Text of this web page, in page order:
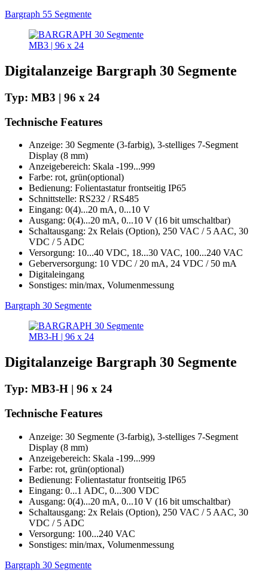
Bargraph 55 Segmente
MB3 | 96 x 24
Digitalanzeige Bargraph 30 Segmente
Typ: MB3 | 96 x 24
Technische Features
Anzeige: 30 Segmente (3-farbig), 3-stelliges 7-Segment
Display (8 mm)
Anzeigebereich: Skala -199...999
Farbe: rot, grün(optional)
Bedienung: Folientastatur frontseitig IP65
Schnittstelle: RS232 / RS485
Eingang: 0(4)...20 mA, 0...10 V
Ausgang: 0(4)...20 mA, 0...10 V (16 bit umschaltbar)
Schaltausgang: 2x Relais (Option), 250 VAC / 5 AAC, 30
VDC / 5 ADC
Versorgung: 10...40 VDC, 18...30 VAC, 100...240 VAC
Geberversorgung: 10 VDC / 20 mA, 24 VDC / 50 mA
Digitaleingang
Sonstiges: min/max, Volumenmessung
Bargraph 30 Segmente
MB3-H | 96 x 24
Digitalanzeige Bargraph 30 Segmente
Typ: MB3-H | 96 x 24
Technische Features
Anzeige: 30 Segmente (3-farbig), 3-stelliges 7-Segment
Display (8 mm)
Anzeigebereich: Skala -199...999
Farbe: rot, grün(optional)
Bedienung: Folientastatur frontseitig IP65
Eingang: 0...1 ADC, 0...300 VDC
Ausgang: 0(4)...20 mA, 0...10 V (16 bit umschaltbar)
Schaltausgang: 2x Relais (Option), 250 VAC / 5 AAC, 30
VDC / 5 ADC
Versorgung: 100...240 VAC
Sonstiges: min/max, Volumenmessung
Bargraph 30 Segmente